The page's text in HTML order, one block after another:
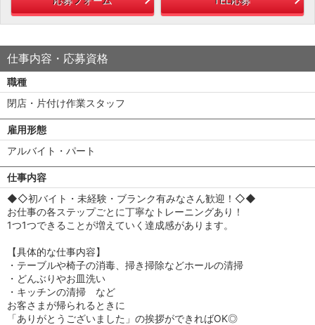
仕事内容・応募資格
職種
閉店・片付け作業スタッフ
雇用形態
アルバイト・パート
仕事内容
◆◇初バイト・未経験・ブランク有みなさん歓迎！◇◆
お仕事の各ステップごとに丁寧なトレーニングあり！
1つ1つできることが増えていく達成感があります。
【具体的な仕事内容】
・テーブルや椅子の消毒、掃き掃除などホールの清掃
・どんぶりやお皿洗い
・キッチンの清掃 など
お客さまが帰られるときに
「ありがとうございました」の挨拶ができればOK◎